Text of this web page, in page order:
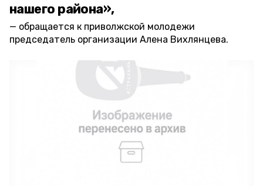
нашего района»,
обращается к приволжской молодежи
председатель организации Алена Вихлянцева.